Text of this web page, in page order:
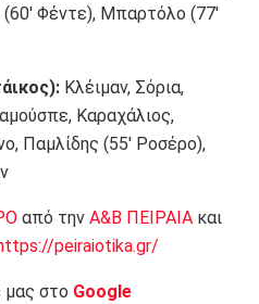
(60′ Φέντε), Μπαρτόλο (77′
Κλέιμαν, Σόρια,
Καραχάλιος,
Παμλίδης (55′ Ροσέρο),
από την Α&Β ΠΕΙΡΑΙΑ και
peiraiotika.gr/
μας στο Google